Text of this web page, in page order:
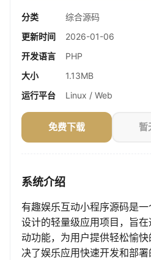
分类
综合源码
更新时间
2026-01-06
开发语言
PHP
大小
1.13MB
运行平台
Linux / Web
免费下载 暂
系统介绍
有趣娱乐互动小程序源码是
设计的轻量级应用项目，旨
动功能，为用户提供轻松愉
决了娱乐应用快速开发和部